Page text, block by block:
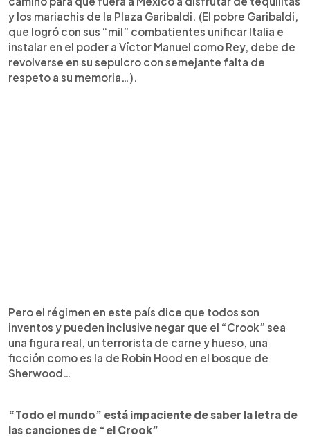
y los mariachis de la Plaza Garibaldi. (El pobre Garibaldi,
que logró con sus “mil” combatientes unificar Italia e
instalar en el poder a Víctor Manuel como Rey, debe de
revolverse en su sepulcro con semejante falta de
respeto a su memoria…).
Pero el régimen en este país dice que todos son
inventos y pueden inclusive negar que el “Crook” sea
una figura real, un terrorista de carne y hueso, una
ficción como es la de Robin Hood en el bosque de
Sherwood…
“Todo el mundo” está impaciente de saber la letra de
las canciones de “el Crook”